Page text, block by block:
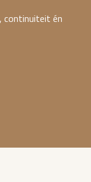
continuiteit én